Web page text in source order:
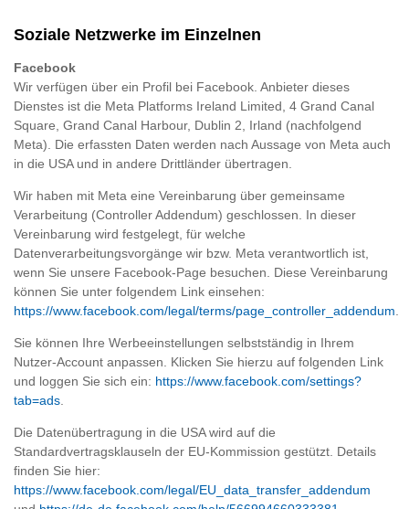
Soziale Netzwerke im Einzelnen
Facebook
Wir verfügen über ein Profil bei Facebook. Anbieter dieses
Dienstes ist die Meta Platforms Ireland Limited, 4 Grand Canal
Square, Grand Canal Harbour, Dublin 2, Irland (nachfolgend
Meta). Die erfassten Daten werden nach Aussage von Meta auch
in die USA und in andere Drittländer übertragen.
Wir haben mit Meta eine Vereinbarung über gemeinsame
Verarbeitung (Controller Addendum) geschlossen. In dieser
Vereinbarung wird festgelegt, für welche
Datenverarbeitungsvorgänge wir bzw. Meta verantwortlich ist,
wenn Sie unsere Facebook-Page besuchen. Diese Vereinbarung
können Sie unter folgendem Link einsehen:
https://www.facebook.com/legal/terms/page_controller_addendum
Sie können Ihre Werbeeinstellungen selbstständig in Ihrem
Nutzer-Account anpassen. Klicken Sie hierzu auf folgenden Link
und loggen Sie sich ein: https://www.facebook.com/settings?
tab=ads
Die Datenübertragung in die USA wird auf die
Standardvertragsklauseln der EU-Kommission gestützt. Details
finden Sie hier:
https://www.facebook.com/legal/EU_data_transfer_addendum